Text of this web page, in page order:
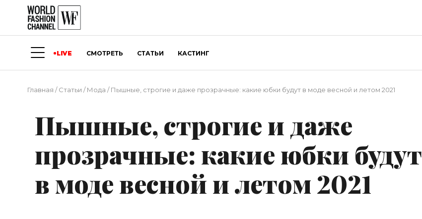
LIVE СМОТРЕТЬ СТАТЬИ КАСТИНГ
Главная /Статьи /Мода /Пышные, строгие и даже прозрачные: какие юбки будут в моде весной и летом 2021
Пышные, строгие и даже
прозрачные: какие юбки будут
в моде весной и летом 2021